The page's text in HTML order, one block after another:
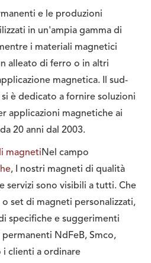
e le produzioni
in un'ampia gamma di
i materiali magnetici
alleato di ferro o in altri
magnetica. Il sud-
è dedicato a fornire soluzioni
applicazioni magnetiche ai
20 anni dal 2003.
magneti Nel campo
, I nostri magneti di qualità
servizi sono visibili a tutti. Che
set di magneti personalizzati,
specifiche e suggerimenti
NdFeB, Smco,
clienti a ordinare